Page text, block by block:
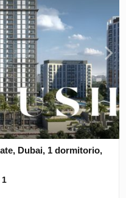
Dubai, 1 dormitorio,
1